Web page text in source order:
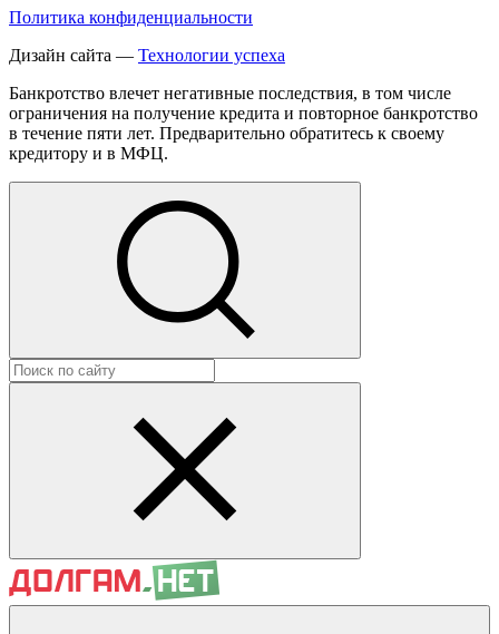
Политика конфиденциальности
Дизайн сайта — Технологии успеха
Банкротство влечет негативные последствия, в том числе
ограничения на получение кредита и повторное банкротство
в течение пяти лет. Предварительно обратитесь к своему
кредитору и в МФЦ.